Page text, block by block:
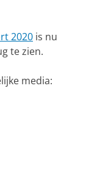
2020 is nu
te zien.
media: